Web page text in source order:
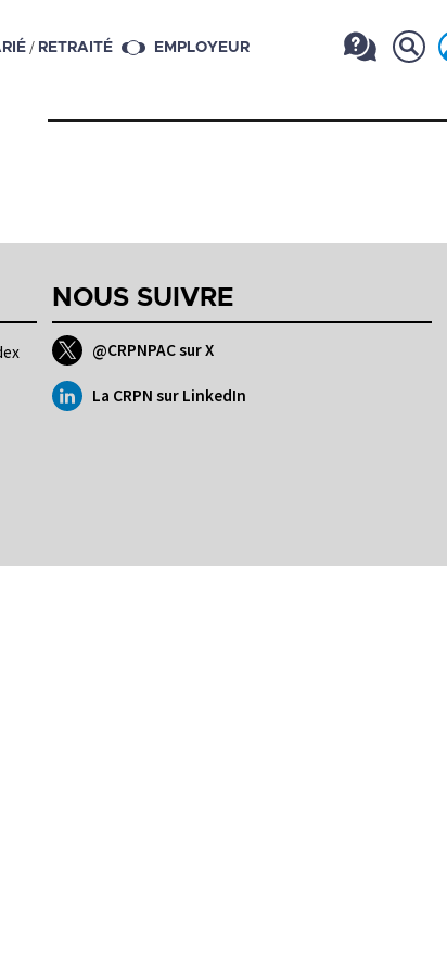
/ RETRAITÉ EMPLOYEUR
NOUS SUIVRE
@CRPNPAC sur X
La CRPN sur LinkedIn